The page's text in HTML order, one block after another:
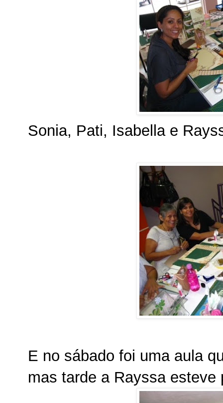
Sonia, Pati, Isabella e
E no sábado foi uma aula
mas tarde a Rayssa esteve